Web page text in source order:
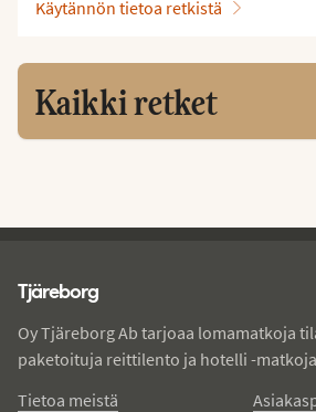
Käytännön tietoa retkistä
Kaikki retket
Tjäreborg
Oy Tjäreborg Ab tarjoaa lomamatkoja
paketoituja reittilento ja hotelli -
Tietoa meistä